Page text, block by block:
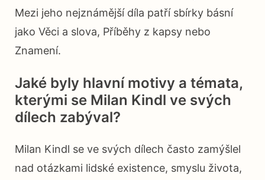
Mezi jeho nejznámější díla patří sbírky básní
jako Věci a slova, Příběhy z kapsy nebo
Znamení.
Jaké byly hlavní motivy a témata,
kterými se Milan Kindl ve svých
dílech zabýval?
Milan Kindl se ve svých dílech často zamýšlel
nad otázkami lidské existence, smyslu života,